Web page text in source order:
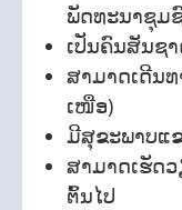
ພັດທະນາຊຸມ
ເປັນຄົນສັນຊ
ສາມາດເດີນທ
ເໜືອ)
ມີສຸຂະພາບແ
ສາມາດເຮັດວ
ຕົ້ນໄປ